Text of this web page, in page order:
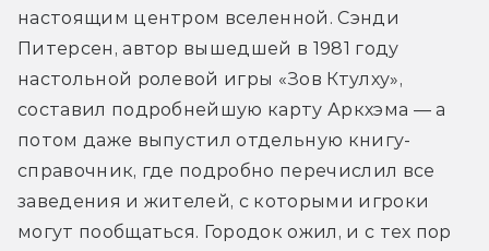
настоящим центром вселенной. Сэнди
Питерсен, автор вышедшей в 1981 году
настольной ролевой игры «Зов Ктулху»,
составил подробнейшую карту Аркхэма — а
потом даже выпустил отдельную книгу-
справочник, где подробно перечислил все
заведения и жителей, с которыми игроки
могут пообщаться. Городок ожил, и с тех пор